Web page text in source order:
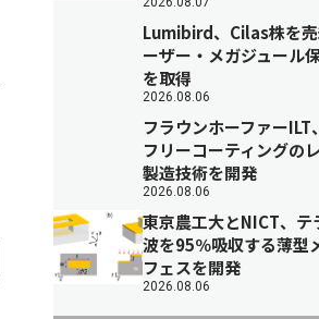
Lumibird、Cilas株を
ーザー・メガジュール
を取得
2026.08.06
フラウンホーファーILT
フリーコーティングの
製造技術を開発
2026.08.06
東京農工大とNICT、テ
波を95％吸収する薄型
フェスを開発
2026.08.06